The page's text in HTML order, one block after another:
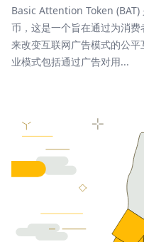
Basic Attention Token
币，这是一个旨在通过为消
来改变互联网广告模式的公
业模式包括通过广告对用...